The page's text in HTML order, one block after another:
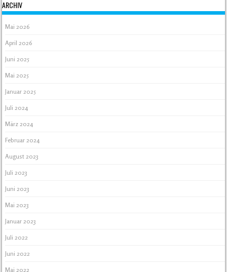
ARCHIV
Mai 2026
April 2026
Juni 2025
Mai 2025
Januar 2025
Juli 2024
März 2024
Februar 2024
August 2023
Juli 2023
Juni 2023
Mai 2023
Januar 2023
Juli 2022
Juni 2022
Mai 2022